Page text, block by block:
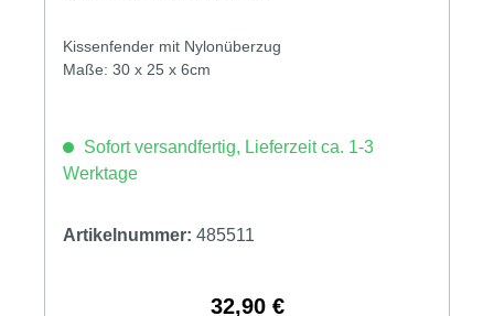
Kissenfender mit Nylonüberzug
Maße: 30 x 25 x 6cm
Sofort versandfertig, Lieferzeit ca. 1-3
Werktage
Artikelnummer: 485511
Regulärer Preis:
32,90 €